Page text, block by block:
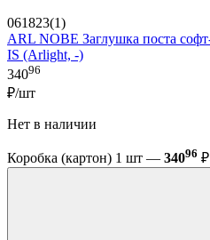
061823(1)
ARL NOBE Заглушка поста
IS (Arlight, -)
34096
₽/шт
Нет в наличии
Коробка (картон) 1 шт — 34096 ₽